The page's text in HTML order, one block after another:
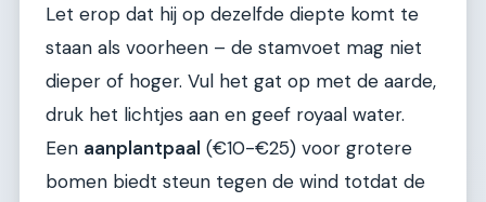
Let erop dat hij op dezelfde diepte komt te
staan als voorheen – de stamvoet mag niet
dieper of hoger. Vul het gat op met de aarde,
druk het lichtjes aan en geef royaal water.
Een aanplantpaal (€10-€25) voor grotere
bomen biedt steun tegen de wind totdat de